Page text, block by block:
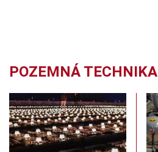
POZEMNÁ TECHNIKA